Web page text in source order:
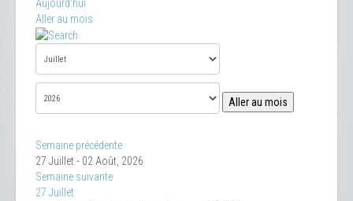
Aujourd'hui
Aller au mois
Aller au mois
Semaine précédente
27 Juillet - 02 Août, 2026
Semaine suivante
27 Juillet